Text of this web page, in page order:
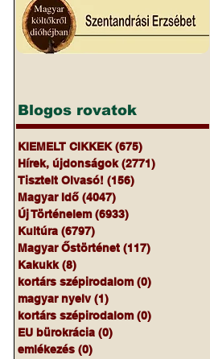
Blogos rovatok
KIEMELT CIKKEK (675)
Hírek, újdonságok (2771)
Tisztelt Olvasó! (156)
Magyar Idő (4047)
Új Történelem (6933)
Kultúra (6797)
Magyar Őstörténet (117)
Kakukk (8)
kortárs szépirodalom (0)
magyar nyelv (1)
kortárs szépirodalom (0)
EU bürokrácia (0)
emlékezés (0)